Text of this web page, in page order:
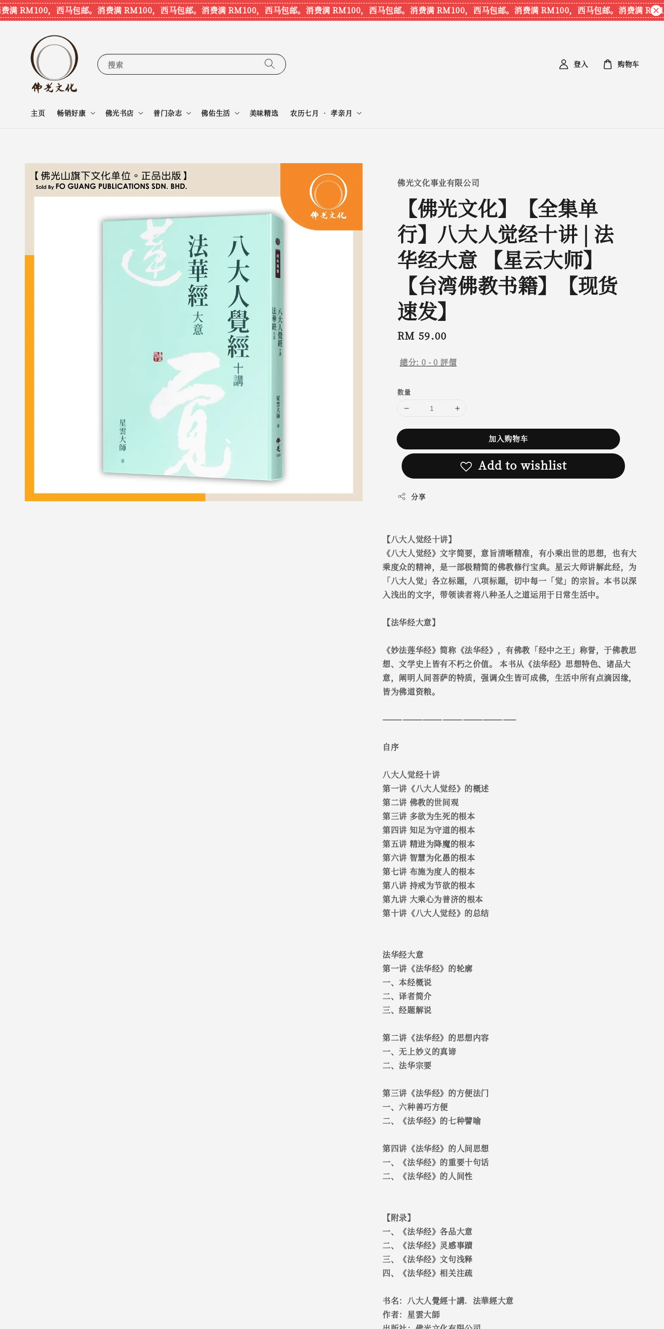
RM100，西马包邮。消费满 RM100，西马包邮。消费满 RM100，西马包邮。消费满 RM100，西马包邮。消费满 RM100，西马包邮。消费满 RM100，西马包邮。消费满 RM100
搜索
主页 畅销好康 佛光书店 普门杂志 佛佑生活 美味精选 农历七月 • 孝亲月
登入 购物车
佛光文化事业有限公司
【佛光文化】【全集单
行】八大人觉经十讲 | 法
华经大意 【星云大师】
【台湾佛教书籍】【现货
速发】
Regular
RM 59.00
總分: 0 -0 評價
数量
加入购物车
Add to wishlist
分享
【八大人觉经十讲】
《八大人觉经》文字简要，意旨清晰精准，有小乘出世的思想，也有大
乘度众的精神，是一部极精简的佛教修行宝典。星云大师讲解此经，为
「八大人觉」各立标题，八项标题，切中每一「觉」的宗旨。本书以深
入浅出的文字，带领读者将八种圣人之道运用于日常生活中。
【法华经大意】
《妙法莲华经》简称《法华经》，有佛教「经中之王」称誉，于佛教思
想、文学史上皆有不朽之价值。 本书从《法华经》思想特色、诸品大
意，阐明人间菩萨的特质，强调众生皆可成佛，生活中所有点滴因缘，
皆为佛道资粮。
————————————————————
自序
八大人觉经十讲
第一讲《八大人觉经》的概述
第二讲 佛教的世间观
第三讲 多欲为生死的根本
第四讲 知足为守道的根本
第五讲 精进为降魔的根本
第六讲 智慧为化愚的根本
第七讲 布施为度人的根本
第八讲 持戒为节欲的根本
第九讲 大乘心为普济的根本
第十讲《八大人觉经》的总结
法华经大意
第一讲《法华经》的轮廓
一、本经概说
二、译者简介
三、经题解说
第二讲《法华经》的思想内容
一、无上妙义的真谛
二、法华宗要
第三讲《法华经》的方便法门
一、六种善巧方便
二、《法华经》的七种譬喻
第四讲《法华经》的人间思想
一、《法华经》的重要十句话
二、《法华经》的人间性
【附录】
一、《法华经》各品大意
二、《法华经》灵感事蹟
三、《法华经》文句浅释
四、《法华经》相关注疏
书名：八大人覺經十講．法華經大意
作者：星雲大師